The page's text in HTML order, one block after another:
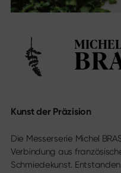
Sekimagoroku Migaki
Wasabi Black
Messer nach Klingentyp
Santoku
Allzweckmesser
Japanische Klingen
Fleisch- & Fischmesser
Messekalender
Social Media
Instagram
Kunst der Präzision
Die Messerserie Michel
Verbindung aus
Schmiedekunst.